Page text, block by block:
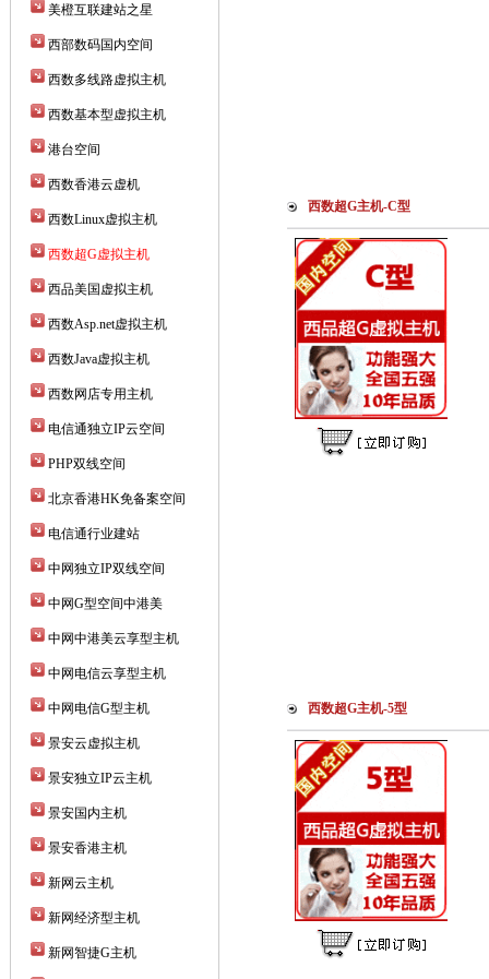
美橙互联建站之星
西部数码国内空间
西数多线路虚拟主机
西数基本型虚拟主机
港台空间
西数香港云虚机
西数Linux虚拟主机
西数超G虚拟主机
西品美国虚拟主机
西数Asp.net虚拟主机
西数Java虚拟主机
西数网店专用主机
电信通独立IP云空间
PHP双线空间
北京香港HK免备案空间
电信通行业建站
中网独立IP双线空间
中网G型空间中港美
中网中港美云享型主机
中网电信云享型主机
中网电信G型主机
景安云虚拟主机
景安独立IP云主机
景安国内主机
景安香港主机
新网云主机
新网经济型主机
新网智捷G主机
西数超G主机-C型
西数超G主机-5型